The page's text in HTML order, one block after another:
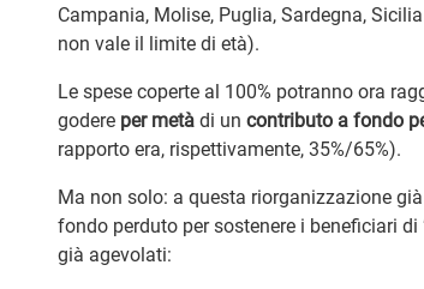
Campania, Molise, Puglia, Sardegna,
non vale il limite di età).
Le spese coperte al 100% potranno ora
godere per metà di un contributo a fondo
rapporto era, rispettivamente, 35%/65%).
Ma non solo: a questa riorganizzazione
fondo perduto per sostenere i beneficiari
già agevolati: